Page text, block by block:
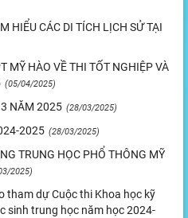
HIỂU CÁC DI TÍCH LỊCH SỬ TẠI
MỸ HÀO VỀ THI TỐT NGHIỆP VÀ
(05/04/2025)
3 NĂM 2025 (28/03/2025)
2025 (28/03/2025)
TRUNG HỌC PHỔ THÔNG MỸ
2025)
tham dự Cuộc thi Khoa học kỹ
sinh trung học năm học 2024-